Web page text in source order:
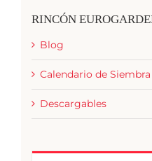
RINCÓN
Blog
Calendario de Siembra
Descargables